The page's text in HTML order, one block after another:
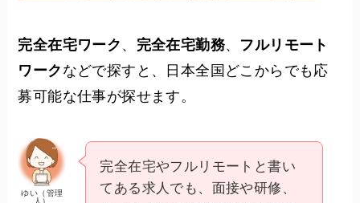
完全在宅ワーク 、 完全在宅勤務、 フルリモート
ワーク などで探すと、日本全国どこからでも応
募可能な仕事が探せます。
ゆい（管理
人）
完全在宅やフルリモートと書い
てある求人でも、面接や研修、